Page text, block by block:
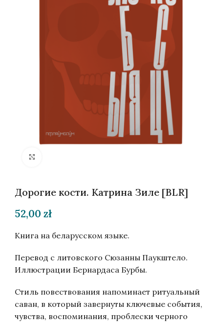
Дорогие кости. Катрина Зиле [BLR]
52,00 zł
Книга на беларусском языке.
Перевод с литовского Сюзанны Паукштело.
Иллюстрации Бернардаса Бурбы.
Стиль повествования напоминает ритуальный
саван, в который завернуты ключевые события,
чувства, воспоминания, проблески черного